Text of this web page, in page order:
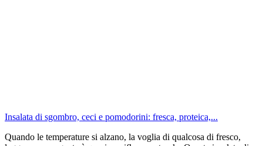
Insalata di sgombro, ceci e pomodorini: fresca, proteica,...
Quando le temperature si alzano, la voglia di qualcosa di fresco,